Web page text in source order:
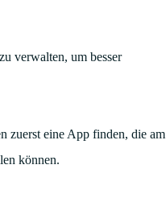
verwalten, um besser
zuerst eine App finden, die am
können.